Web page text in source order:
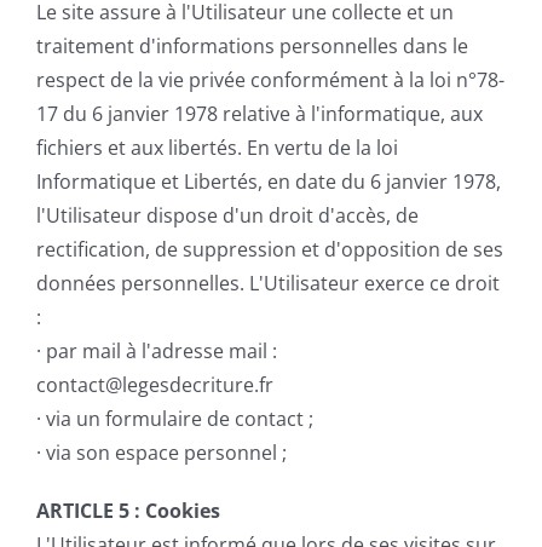
Le site assure à l'Utilisateur une collecte et un
traitement d'informations personnelles dans le
respect de la vie privée conformément à la loi n°78-
17 du 6 janvier 1978 relative à l'informatique, aux
fichiers et aux libertés. En vertu de la loi
Informatique et Libertés, en date du 6 janvier 1978,
l'Utilisateur dispose d'un droit d'accès, de
rectification, de suppression et d'opposition de ses
données personnelles. L'Utilisateur exerce ce droit
:
· par mail à l'adresse mail :
contact@legesdecriture.fr
· via un formulaire de contact ;
· via son espace personnel ;
ARTICLE 5 : Cookies